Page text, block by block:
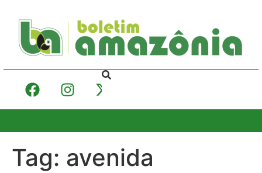
Tag: avenida